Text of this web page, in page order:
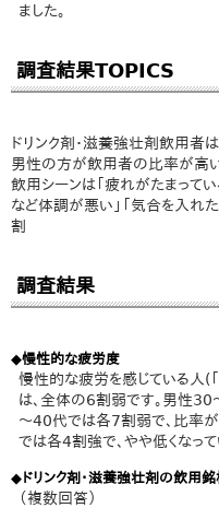
ました。
調査結果TOPICS
ドリンク剤・滋養強壮剤飲用者
男性の方が飲用者の比率が高
飲用シーンは「疲れがたまって
など体調が悪い」「気合を入れ
割
調査結果
◆慢性的な疲労度
慢性的な疲労を感じている人(
は、全体の6割弱です。男性
～40代では各7割弱で、比率が
では各4割強で、やや低くなって
◆ドリンク剤・滋養強壮剤の飲用
（複数回答）